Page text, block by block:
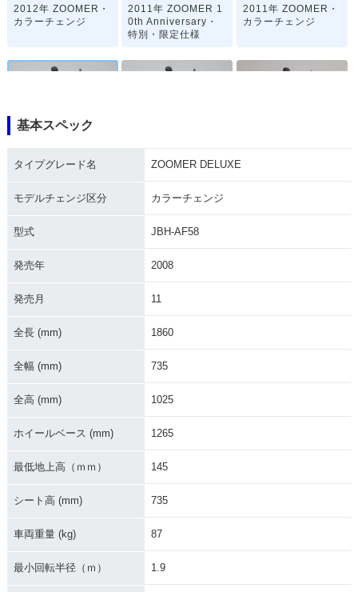
2012年 ZOOMER・
カラーチェンジ
2011年 ZOOMER 1
0th Anniversary・
特別・限定仕様
2011年 ZOOMER・
カラーチェンジ
ELUXE・カラーチェ
カラーチェンジ
2007年 ZOOMER D
ェンジ
2007年 ZOOMER・
ELUXE・追加
カラーチェンジ
基本スペック
タイプグレード名 ZOOMER DELUXE
モデルチェンジ区分 カラーチェンジ
型式 JBH-AF58
発売年 2008
発売月 11
全長 (mm) 1860
全幅 (mm) 735
全高 (mm) 1025
ホイールベース (mm) 1265
最低地上高（ｍｍ） 145
シート高 (mm) 735
車両重量 (kg) 87
最小回転半径（ｍ） 1.9